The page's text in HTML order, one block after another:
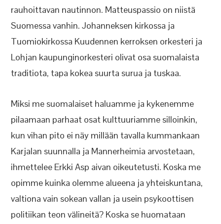
rauhoittavan nautinnon. Matteuspassio on niistä
Suomessa vanhin. Johanneksen kirkossa ja
Tuomiokirkossa Kuudennen kerroksen orkesteri ja
Lohjan kaupunginorkesteri olivat osa suomalaista
traditiota, tapa kokea suurta surua ja tuskaa.
Miksi me suomalaiset haluamme ja kykenemme
pilaamaan parhaat osat kulttuuriamme silloinkin,
kun vihan pito ei näy millään tavalla kummankaan
Karjalan suunnalla ja Mannerheimia arvostetaan,
ihmettelee Erkki Asp aivan oikeutetusti. Koska me
opimme kuinka olemme alueena ja yhteiskuntana,
valtiona vain sokean vallan ja usein psykoottisen
politiikan teon välineitä? Koska se huomataan